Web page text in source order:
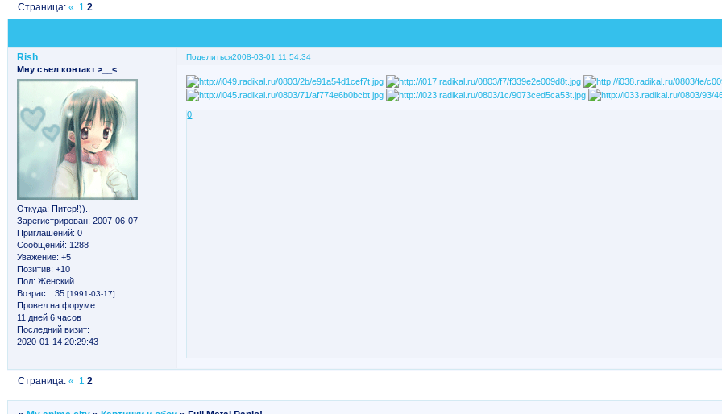
Страница: « 1 2
Поделиться2008-03-01 11:54:34
Rish
Мну съел контакт >__<
Откуда: Питер!))..
Зарегистрирован: 2007-06-07
Приглашений: 0
Сообщений: 1288
Уважение: +5
Позитив: +10
Пол: Женский
Возраст: 35[1991-03-17]
Провел на форуме:
11 дней 6 часов
Последний визит:
2020-01-14 20:29:43
0
Страница: « 1 2